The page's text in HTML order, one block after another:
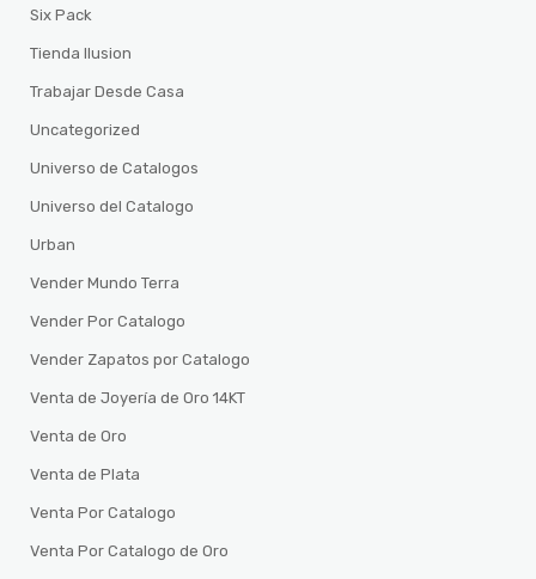
Six Pack
Tienda Ilusion
Trabajar Desde Casa
Uncategorized
Universo de Catalogos
Universo del Catalogo
Urban
Vender Mundo Terra
Vender Por Catalogo
Vender Zapatos por Catalogo
Venta de Joyería de Oro 14KT
Venta de Oro
Venta de Plata
Venta Por Catalogo
Venta Por Catalogo de Oro